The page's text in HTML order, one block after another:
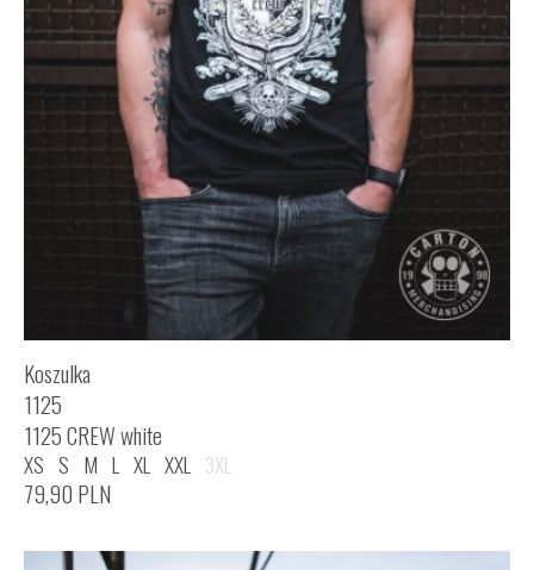
Koszulka
1125
1125 CREW white
XS S M L XL XXL 3XL
79,90 PLN